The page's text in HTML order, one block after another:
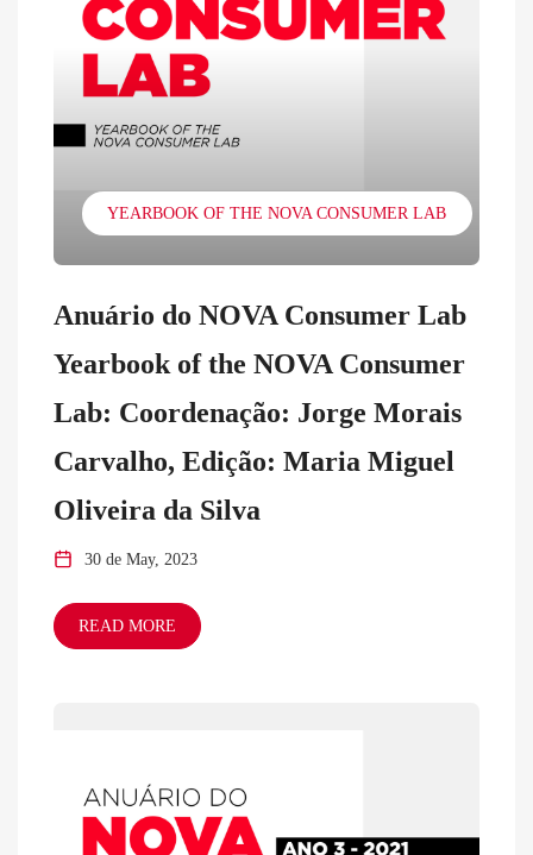
YEARBOOK OF THE NOVA CONSUMER LAB
Anuário do NOVA Consumer Lab
Yearbook of the NOVA Consumer
Lab: Coordenação: Jorge Morais
Carvalho, Edição: Maria Miguel
Oliveira da Silva
30 de May, 2023
READ MORE